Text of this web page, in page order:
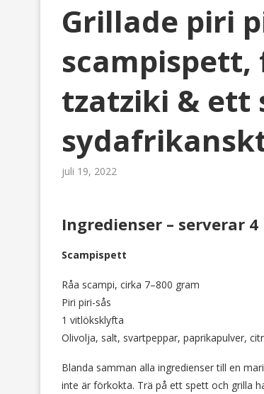
Grillade piri
tzatziki & ett
juli 19, 2022
Ingredienser – serverar
Scampispett
Råa scampi, cirka 7–800 gram
Piri piri-sås
1 vitlöksklyfta
Olivolja, salt, svartpeppar, paprikapulver,
Blanda samman alla ingredienser till en
inte är förkokta. Trä på ett spett och grilla